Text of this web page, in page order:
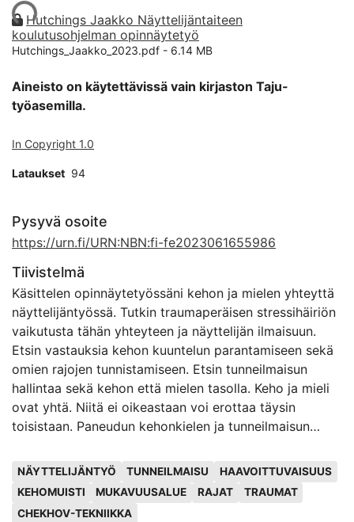
Hutchings Jaakko Näyttelijäntaiteen
koulutusohjelman opinnäytetyö
Hutchings_Jaakko_2023.pdf - 6.14 MB
Aineisto on käytettävissä vain kirjaston Taju-
työasemilla.
In Copyright 1.0
Lataukset 94
Pysyvä osoite
https://urn.fi/URN:NBN:fi-fe2023061655986
Tiivistelmä
Käsittelen opinnäytetyössäni kehon ja mielen yhteyttä
näyttelijäntyössä. Tutkin traumaperäisen stressihäiriön
vaikutusta tähän yhteyteen ja näyttelijän ilmaisuun.
Etsin vastauksia kehon kuuntelun parantamiseen sekä
omien rajojen tunnistamiseen. Etsin tunneilmaisun
hallintaa sekä kehon että mielen tasolla. Keho ja mieli
ovat yhtä. Niitä ei oikeastaan voi erottaa täysin
toisistaan. Paneudun kehonkielen ja tunneilmaisun
näyttelijäntyössä. Olen etsinyt vastauksia opintojeni
Avainsanat
NÄYTTELIJÄNTYÖ TUNNEILMAISU
HAAVOITTUVAISUUS
KEHOMUISTI
MUKAVUUSALUE RAJAT
TRAUMAT
CHEKHOV-TEKNIIKKA